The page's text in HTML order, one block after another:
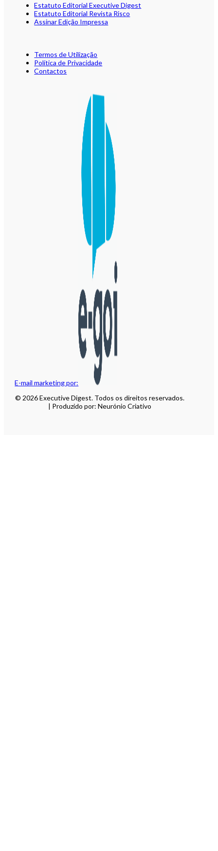
E-mail marketing por:
Estatuto Editorial Executive Digest
Estatuto Editorial Revista Risco
Assinar Edição Impressa
Termos de Utilização
Política de Privacidade
Contactos
© 2026 Executive Digest. Todos os direitos reservados.
| Produzido por: Neurónio Criativo